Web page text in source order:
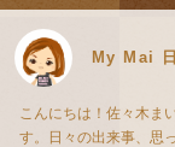
My Mai
こんにちは！佐々木ま
す。日々の出来事、思